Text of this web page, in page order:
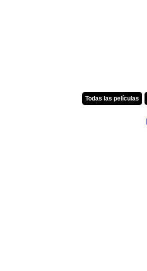
Todas las películas